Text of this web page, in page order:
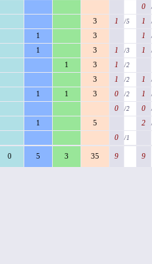
0
3 1 /5 1
1 3 1
1 3 1 /3 1
1 3 1 /2
3 1 /2 1
1 1 3 0 /2 1
0 /2 0
1 5 2
0 /1
0 5 3 35 9 9